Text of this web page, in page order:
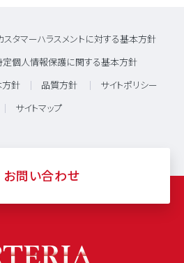
スタマーハラスメントに対する基本方針
個人情報保護に関する基本方針
方針 品質方針 サイトポリシー
サイトマップ
お問い合わせ